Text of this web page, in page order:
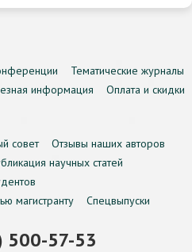
Тематические журналы
информация
Оплата и скидки
совет
Отзывы наших авторов
научных статей
магистранту
Спецвыпуски
500-57-53